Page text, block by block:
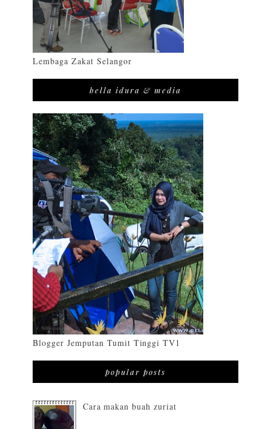
Lembaga Zakat Selangor
bella idura & media
Blogger Jemputan Tumit Tinggi TV1
popular posts
Cara makan buah zuriat